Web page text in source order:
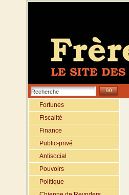
Fortunes
Fiscalité
Finance
Public-privé
Antisocial
Pouvoirs
Politique